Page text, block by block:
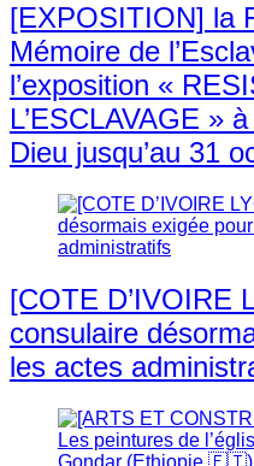
[EXPOSITION] la
Mémoire de
l’exposition «
L’ESCLAVAGE »
Dieu jusqu’au 31
[COTE D’IVOIRE
consulaire
les actes